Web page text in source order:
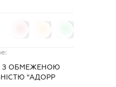
З ОБМЕЖЕНОЮ
"АДОРР